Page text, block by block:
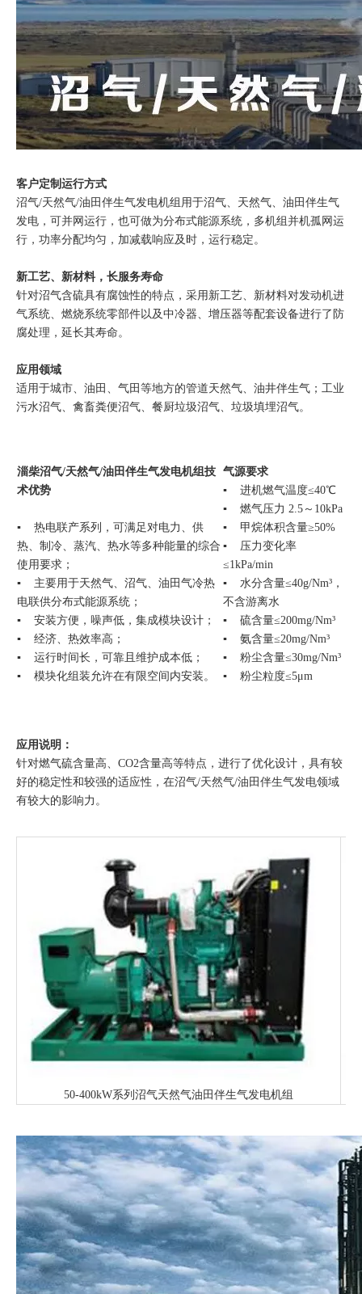
客户定制运行方式
沼气/天然气/油田伴生气发电机组用于沼气、天然气、油田伴生气
发电，可并网运行，也可做为分布式能源系统，多机组并机孤网运
行，功率分配均匀，加减载响应及时，运行稳定。
新工艺、新材料，长服务寿命
针对沼气含硫具有腐蚀性的特点，采用新工艺、新材料对发动机进
气系统、燃烧系统零部件以及中冷器、增压器等配套设备进行了防
腐处理，延长其寿命。
应用领域
适用于城市、油田、气田等地方的管道天然气、油井伴生气；工业
污水沼气、禽畜粪便沼气、餐厨垃圾沼气、垃圾填埋沼气。
淄柴沼气/天然气/油田伴生气发电机组技
术优势
▪ 热电联产系列，可满足对电力、供
热、制冷、蒸汽、热水等多种能量的综合
使用要求；
▪ 主要用于天然气、沼气、油田气冷热
电联供分布式能源系统；
▪ 安装方便，噪声低，集成模块设计；
▪ 经济、热效率高；
▪ 运行时间长，可靠且维护成本低；
▪ 模块化组装允许在有限空间内安装。
气源要求
▪ 进机燃气温度≤40℃
▪ 燃气压力 2.5～10kPa
▪ 甲烷体积含量≥50%
▪ 压力变化率
≤1kPa/min
▪ 水分含量≤40g/Nm³，
不含游离水
▪ 硫含量≤200mg/Nm³
▪ 氨含量≤20mg/Nm³
▪ 粉尘含量≤30mg/Nm³
▪ 粉尘粒度≤5μm
应用说明：
针对燃气硫含量高、CO2含量高等特点，进行了优化设计，具有较
好的稳定性和较强的适应性，在沼气/天然气/油田伴生气发电领域
有较大的影响力。
50-400kW系列沼气天然气油田伴生气发电机组